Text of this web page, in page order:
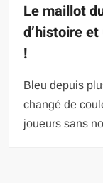
Le maillot
d’histoire
!
Bleu depuis
changé de
joueurs sans